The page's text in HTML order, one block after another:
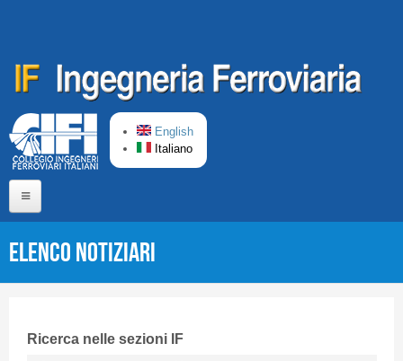
English
Italiano
CIFI in breve
Elenco Notiziari
Ricerca nelle sezioni IF